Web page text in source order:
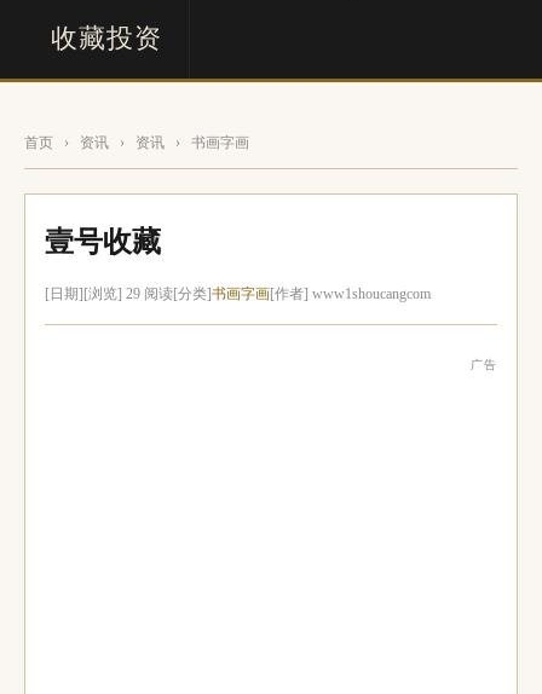
收藏投资
首页 › 资讯 › 资讯 › 书画字画
壹号收藏
[日期] [浏览] 29 阅读 [分类]书画字画[作者] www1shoucangcom
广告